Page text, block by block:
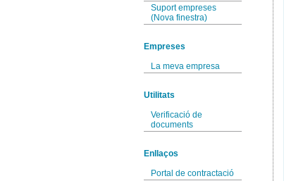
Suport empreses
(Nova finestra)
Empreses
La meva empresa
Utilitats
Verificació de
documents
Enllaços
Portal de contractació